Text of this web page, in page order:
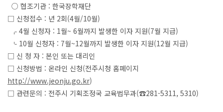
○ 협조기관 : 한국장학재단
□ 신청접수 : 년 2회(4월/10월)
⌌ 4월 신청자 : 1월~ 6월까지 발생한 이자 지원(7월 지급)
⌎ 10월 신청자 : 7월~12월까지 발생한 이자 지원(12월 지급)
□ 신 청 자 : 본인 또는 대리인
□ 신청방법 : 온라인 신청(전주시청 홈페이지
http://www.jeonju.go.kr)
□ 관련문의 : 전주시 기획조정국 교육법무과(☎281-5311, 5310)